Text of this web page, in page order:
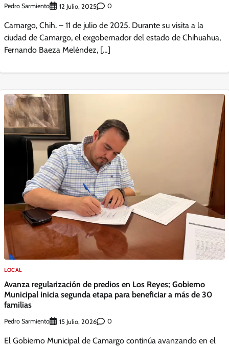
Pedro Sarmiento 12 Julio, 2025 0
Camargo, Chih. – 11 de julio de 2025. Durante su visita a la
ciudad de Camargo, el exgobernador del estado de Chihuahua,
Fernando Baeza Meléndez, […]
LOCAL
Avanza regularización de predios en Los Reyes; Gobierno
Municipal inicia segunda etapa para beneficiar a más de 30
familias
Pedro Sarmiento 15 Julio, 2026 0
El Gobierno Municipal de Camargo continúa avanzando en el